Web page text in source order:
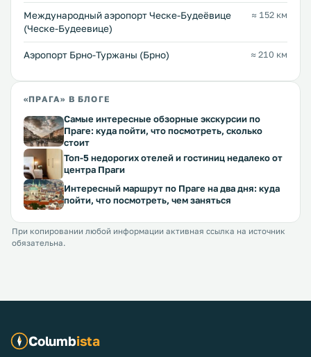
Международный аэропорт Ческе-Будеёвице
(Ческе-Будеевице)
≈ 152 км
Аэропорт Брно-Туржаны (Брно) ≈ 210 км
«ПРАГА» В БЛОГЕ
Самые интересные обзорные экскурсии по
Праге: куда пойти, что посмотреть, сколько
стоит
Топ-5 недорогих отелей и гостиниц недалеко от
центра Праги
Интересный маршрут по Праге на два дня: куда
пойти, что посмотреть, чем заняться
При копировании любой информации активная ссылка на источник
обязательна.
Columbista